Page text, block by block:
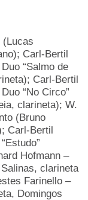
(Lucas
Carl-Bertil
“Salmo de
Carl-Bertil
“No Circo”
clarineta); W.
(Bruno
Carl-Bertil
Hofmann –
clarineta
Farinello –
Domingos